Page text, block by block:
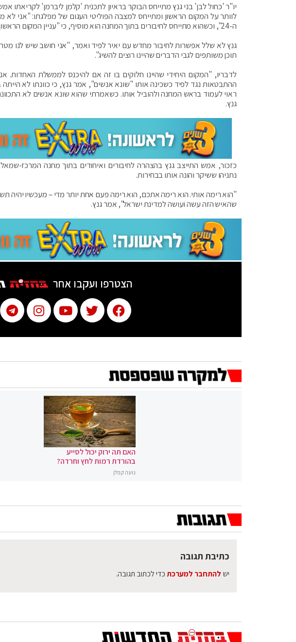
יו"ר 'כחול לבן' בני גנץ מתייחס הבוקר בראיון לתכנית 'קלמן ליברמן' לקריאתו
לוותר על המקום הראשון ומתייחס למצבה הפוליטי העגום של מפלגתו: "אני
ה-24", וכשהוא מתייחס לחיבורים בתוך המחנה הוא מוסיף, כי "עניין המקום הראשון הוא לא הסיפור".
גנץ לא שלל אפשרות לחיבור מחדש עם יאיר לפיד ואמר, "אני חושב שיש לנו
תוכן משותפים לגבי הדברים שהיינו רוצים להשיג".
לדבריו, "המקום היחידי שהיינו חלוקים בו זה אם להיכנס לממשלת
ההתבטאות נגד לפיד כשכינה אותו "שונא אנשים", אמר גנץ, כי כוונתו לא
ראוי לעמוד בראש המחנה ולהוביל אותו. כשאמרתי שהוא שונא אנשים לא
גנץ.
כזכור, אמש התייצב גנץ בהצהרה לחיבורים ואיחודים בתוך מחנה המרכז-
נתניהו ששיקר והונה אותו בבחירות.
"הוא רימה אותי. הוא רימה אתכם, הוא רימה פעם אחת יותר מדי – מעכשיו יהיה
שהאיש הזה עשה ועושה למדינת ישראל", אמר גנץ.
הצטרפו ועקבו אחר
האם תה ירוק יכול לסייע
בהורדת רמות לחץ וחרדה?
נועה קפלן
כתיבת תגובה
יש להתחבר למערכתכדי לכתוב תגובה.